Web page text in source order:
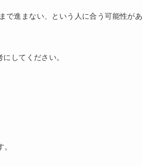
で進まない、という人に合う可能性が
にしてください。